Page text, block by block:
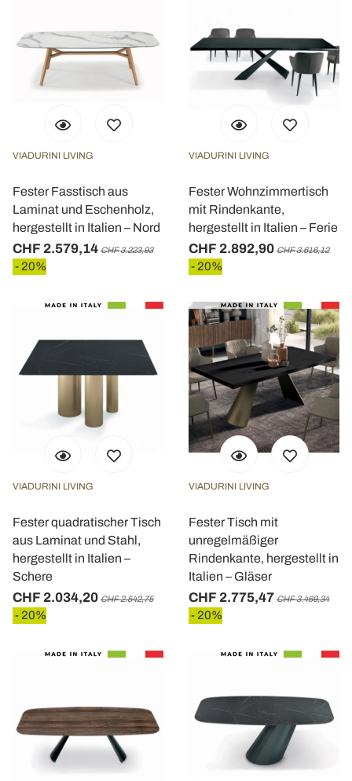
VIADURINI LIVING
Fester Fasstisch aus
Laminat und Eschenholz,
hergestellt in Italien – Nord
CHF 2.579,14 CHF 3.223,93
- 20%
VIADURINI LIVING
Fester Wohnzimmertisch
mit Rindenkante,
hergestellt in Italien – Ferie
CHF 2.892,90 CHF 3.616,12
- 20%
VIADURINI LIVING
Fester quadratischer Tisch
aus Laminat und Stahl,
hergestellt in Italien –
Schere
CHF 2.034,20 CHF 2.542,75
- 20%
VIADURINI LIVING
Fester Tisch mit
unregelmäßiger
Rindenkante, hergestellt in
Italien – Gläser
CHF 2.775,47 CHF 3.469,34
- 20%